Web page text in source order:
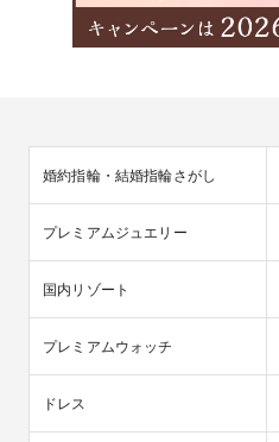
婚約指輪・結婚指輪さがし
プレミアムジュエリー
国内リゾート
プレミアムウォッチ
ドレス